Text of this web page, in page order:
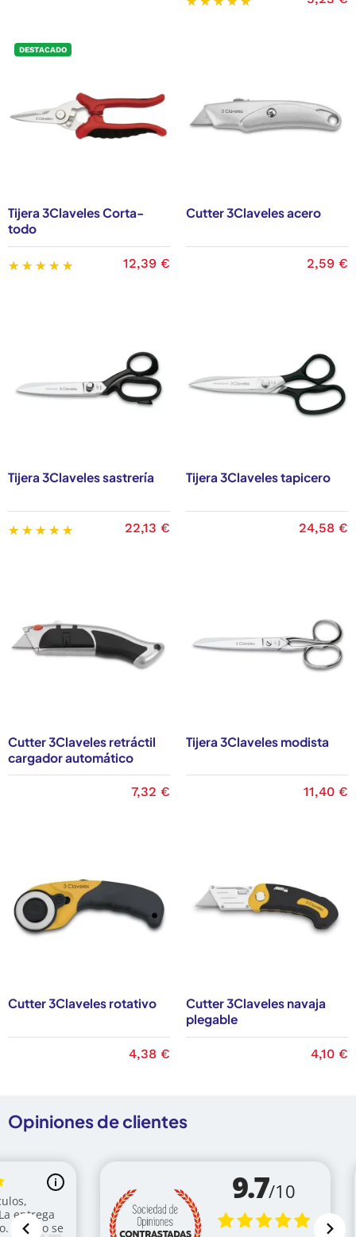
DESTACADO
Tijera 3Claveles Corta-
todo
12,39 €
Cutter 3Claveles acero
2,59 €
Tijera 3Claveles sastrería
22,13 €
Tijera 3Claveles tapicero
24,58 €
Cutter 3Claveles retráctil
cargador automático
7,32 €
Tijera 3Claveles modista
11,40 €
Cutter 3Claveles rotativo
4,38 €
Cutter 3Claveles navaja
plegable
4,10 €
Opiniones de clientes